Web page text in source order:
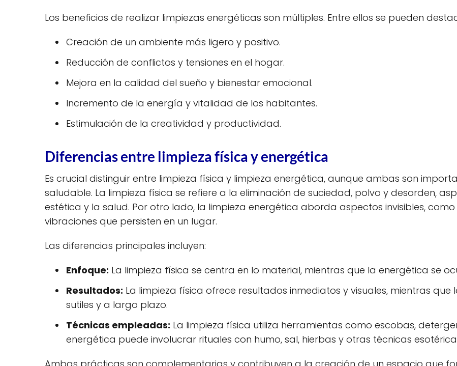
Los beneficios de realizar limpiezas energéticas son múltiples. Entre ellos se pueden
Creación de un ambiente más ligero y positivo.
Reducción de conflictos y tensiones en el hogar.
Mejora en la calidad del sueño y bienestar emocional.
Incremento de la energía y vitalidad de los habitantes.
Estimulación de la creatividad y productividad.
Diferencias entre limpieza física y energética
Es crucial distinguir entre limpieza física y limpieza energética, aunque ambas son
saludable. La limpieza física se refiere a la eliminación de suciedad, polvo y desorden,
estética y la salud. Por otro lado, la limpieza energética aborda aspectos invisibles, como
vibraciones que persisten en un lugar.
Las diferencias principales incluyen:
Enfoque: La limpieza física se centra en lo material, mientras que la energética se
Resultados: La limpieza física ofrece resultados inmediatos y visuales, mientras
sutiles y a largo plazo.
Técnicas empleadas: La limpieza física utiliza herramientas como escobas,
energética puede involucrar rituales con humo, sal, hierbas y otras técnicas